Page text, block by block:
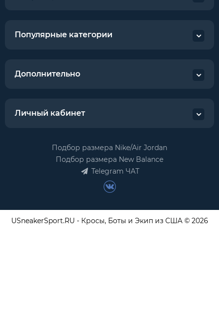
Популярные категории
Дополнительно
Личный кабинет
Подбор размера Nike/Air Jordan
Подбор размера New Balance
Telegram ЧАТ
USneakerSport.RU - Кросы, Боты и Экип из США © 2026